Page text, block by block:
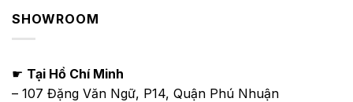
SHOWROOM
☛ Tại Hồ Chí Minh
– 107 Đặng Văn Ngữ, P14, Quận Phú Nhuận